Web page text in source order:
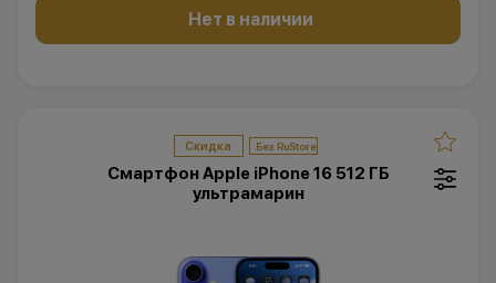
Нет в наличии
Скидка
Смартфон Apple iPhone 16 512 ГБ
ультрамарин